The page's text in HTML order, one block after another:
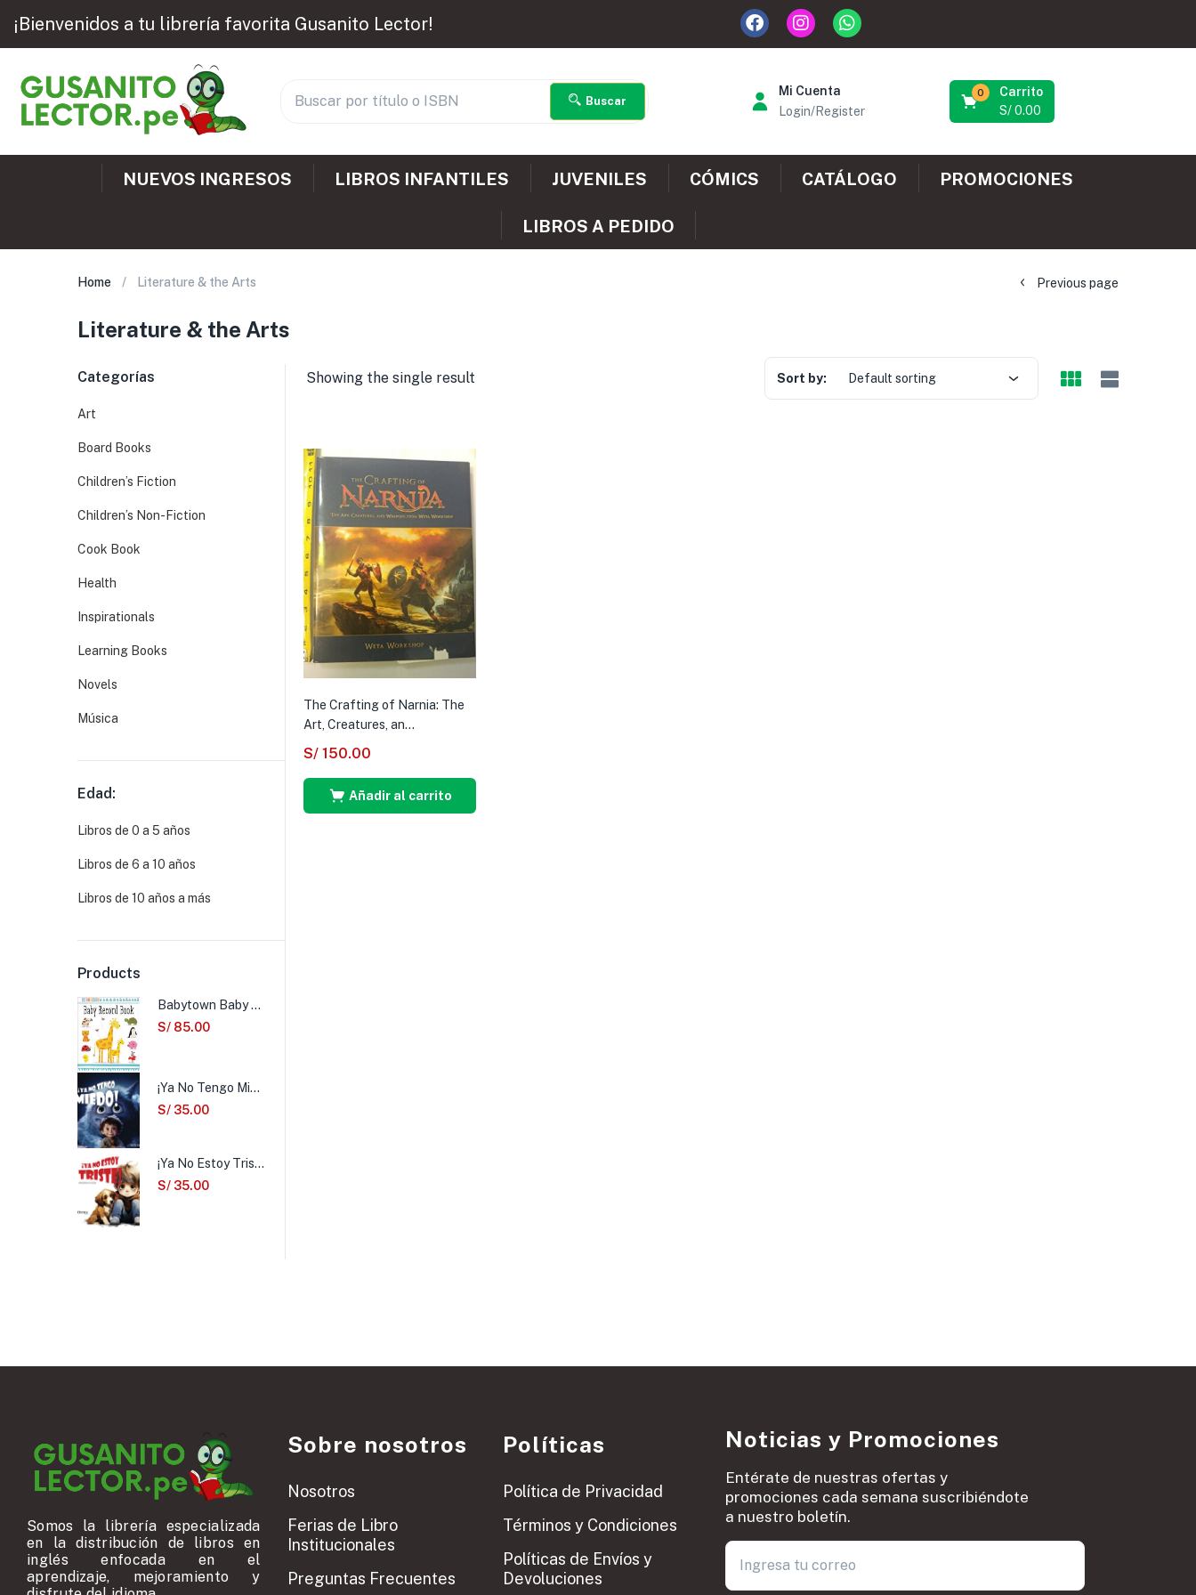
¡Bienvenidos a tu librería favorita Gusanito Lector!
Buscar
Mi Cuenta
Login/Register
Carrito
0
S/0.00
NUEVOS INGRESOS LIBROS INFANTILES JUVENILES CÓMICS CATÁLOGO PROMOCIONES
LIBROS A PEDIDO
Home Literature & the Arts Previous page
Literature & the Arts
Showing the single result Sort by: Default sorting
The Crafting of Narnia: The
Art, Creatures, an...
S/ 150.00
Añadir al carrito
Categorías
Art
Board Books
Children’s Fiction
Children’s Non-Fiction
Cook Book
Health
Inspirationals
Learning Books
Novels
Música
Edad:
Libros de 0 a 5 años
Libros de 6 a 10 años
Libros de 10 años a más
Products
Babytown Baby Record Book
S/ 85.00
¡Ya No Tengo Miedo!
S/ 35.00
¡Ya No Estoy Triste!
S/ 35.00
Somos la librería especializada
en la distribución de libros en
inglés enfocada en el
aprendizaje, mejoramiento y
Sobre nosotros
Nosotros
Ferias de Libro
Institucionales
Preguntas Frecuentes
Políticas
Política de Privacidad
Términos y Condiciones
Políticas de Envíos y
Devoluciones
Noticias y Promociones
Entérate de nuestras ofertas y
promociones cada semana suscribiéndote
a nuestro boletín.